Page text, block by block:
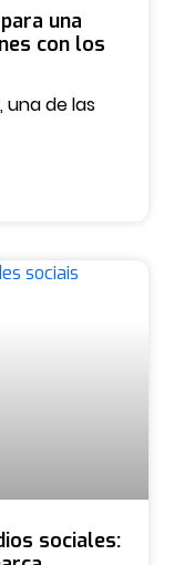
una
con los
una de las
sociales: